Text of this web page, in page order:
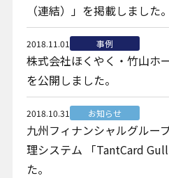
プライバシーポリシー
クッキーポリシー
クッキー設定変更
（連結）」を掲載しました。
2018.11.01 事例
株式会社ほくやく・竹山ホ
を公開しました。
2018.10.31 お知らせ
九州フィナンシャルグルー
理システム 「TantCard
た。